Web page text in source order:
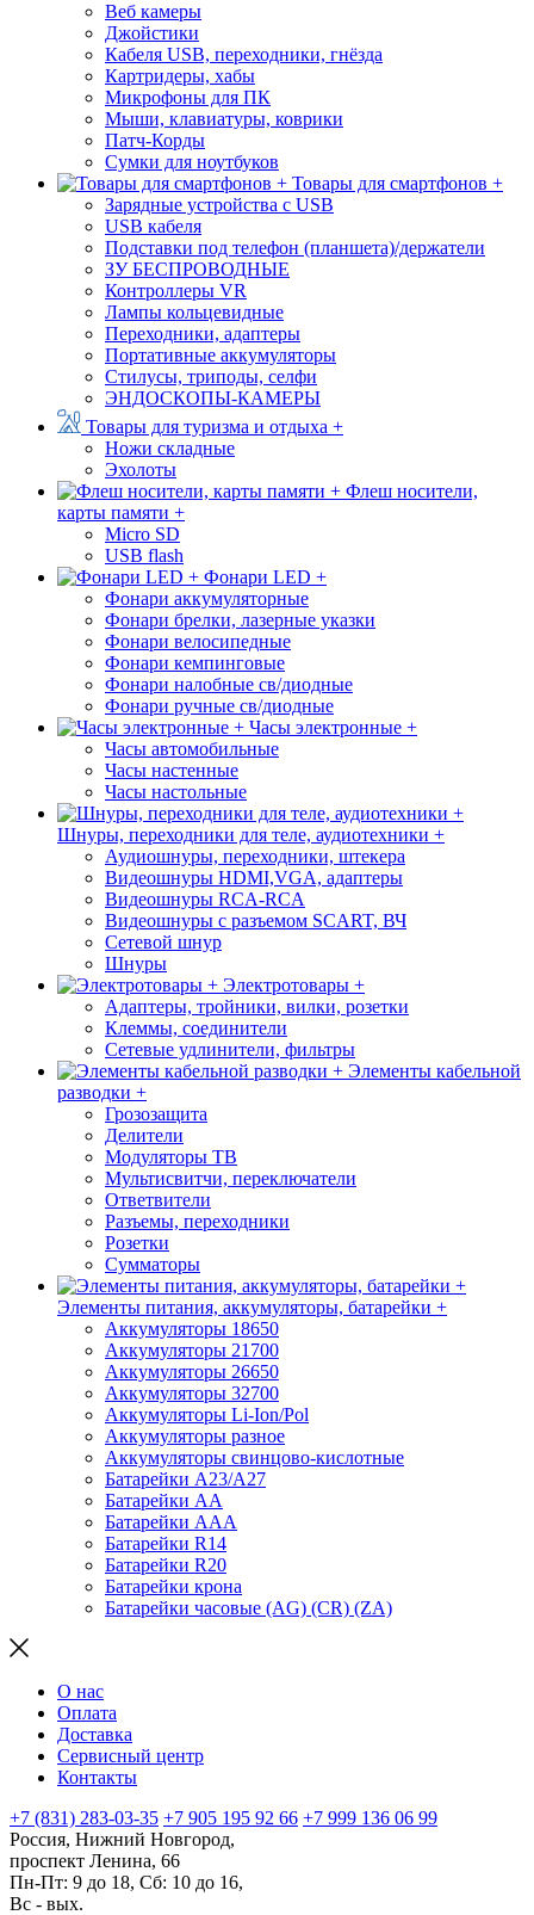
Веб камеры
Джойстики
Кабеля USB, переходники, гнёзда
Картридеры, хабы
Микрофоны для ПК
Мыши, клавиатуры, коврики
Патч-Корды
Сумки для ноутбуков
Товары для смартфонов +
Зарядные устройства с USB
USB кабеля
Подставки под телефон (планшета)/держатели
ЗУ БЕСПРОВОДНЫЕ
Контроллеры VR
Лампы кольцевидные
Переходники, адаптеры
Портативные аккумуляторы
Стилусы, триподы, селфи
ЭНДОСКОПЫ-КАМЕРЫ
Товары для туризма и отдыха +
Ножи складные
Эхолоты
Флеш носители,
карты памяти +
Micro SD
USB flash
Фонари LED +
Фонари аккумуляторные
Фонари брелки, лазерные указки
Фонари велосипедные
Фонари кемпинговые
Фонари налобные св/диодные
Фонари ручные св/диодные
Часы электронные +
Часы автомобильные
Часы настенные
Часы настольные
Шнуры, переходники для теле, аудиотехники +
Аудиошнуры, переходники, штекера
Видеошнуры HDMI,VGA, адаптеры
Видеошнуры RCA-RCA
Видеошнуры с разъемом SCART, ВЧ
Сетевой шнур
Шнуры
Электротовары +
Адаптеры, тройники, вилки, розетки
Клеммы, соединители
Сетевые удлинители, фильтры
Элементы кабельной
разводки +
Грозозащита
Делители
Модуляторы ТВ
Мультисвитчи, переключатели
Ответвители
Разъемы, переходники
Розетки
Сумматоры
Элементы питания, аккумуляторы, батарейки +
Аккумуляторы 18650
Аккумуляторы 21700
Аккумуляторы 26650
Аккумуляторы 32700
Аккумуляторы Li-Ion/Pol
Аккумуляторы разное
Аккумуляторы свинцово-кислотные
Батарейки A23/A27
Батарейки AA
Батарейки AAA
Батарейки R14
Батарейки R20
Батарейки крона
Батарейки часовые (AG) (CR) (ZA)
О нас
Оплата
Доставка
Сервисный центр
Контакты
+7 (831) 283-03-35 +7 905 195 92 66 +7 999 136 06 99
Россия, Нижний Новгород,
проспект Ленина, 66
Пн-Пт: 9 до 18, Сб: 10 до 16,
Вс - вых.